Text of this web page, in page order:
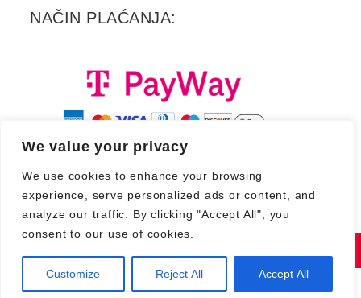
We value your privacy
We use cookies to enhance your browsing
experience, serve personalized ads or content, and
analyze our traffic. By clicking "Accept All", you
consent to our use of cookies.
Customize Reject All Accept All
NAČIN PLAĆANJA: